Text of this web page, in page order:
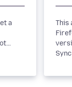
a
This